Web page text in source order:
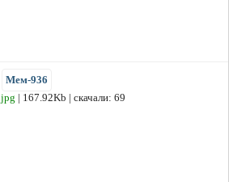
Мем-936
jpg | 167.92Kb | скачали: 69